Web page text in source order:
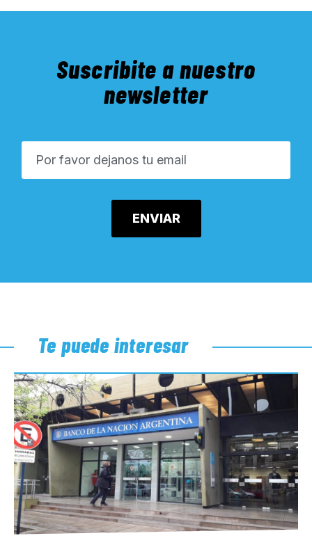
Suscribite a nuestro
newsletter
Te puede interesar